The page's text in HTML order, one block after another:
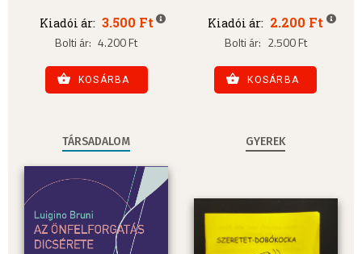
Kiadói ár: 3.500 Ft
Bolti ár: 4.200 Ft
KOSÁRBA
Kiadói ár: 2.200 Ft
Bolti ár: 2.500 Ft
KOSÁRBA
TÁRSADALOM GYEREK